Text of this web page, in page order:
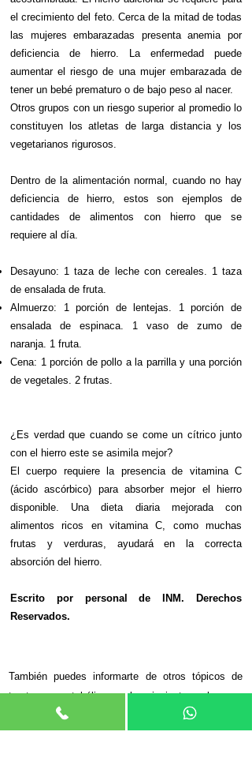
el crecimiento del feto. Cerca de la mitad de todas
las mujeres embarazadas presenta anemia por
deficiencia de hierro. La enfermedad puede
aumentar el riesgo de una mujer embarazada de
tener un bebé prematuro o de bajo peso al nacer.
Otros grupos con un riesgo superior al promedio lo
constituyen los atletas de larga distancia y los
vegetarianos rigurosos.
Dentro de la alimentación normal, cuando no hay
deficiencia de hierro, estos son ejemplos de
cantidades de alimentos con hierro que se
requiere al día.
Desayuno: 1 taza de leche con cereales. 1 taza
de ensalada de fruta.
Almuerzo: 1 porción de lentejas. 1 porción de
ensalada de espinaca. 1 vaso de zumo de
naranja. 1 fruta.
Cena: 1 porción de pollo a la parrilla y una porción
de vegetales. 2 frutas.
¿Es verdad que cuando se come un cítrico junto
con el hierro este se asimila mejor?
El cuerpo requiere la presencia de vitamina C
(ácido ascórbico) para absorber mejor el hierro
disponible. Una dieta diaria mejorada con
alimentos ricos en vitamina C, como muchas
frutas y verduras, ayudará en la correcta
absorción del hierro.
Escrito por personal de INM. Derechos
Reservados.
También puedes informarte de otros tópicos de
trastornos metabólicos en los siguientes enlaces:
El síndrome metabólicoIr